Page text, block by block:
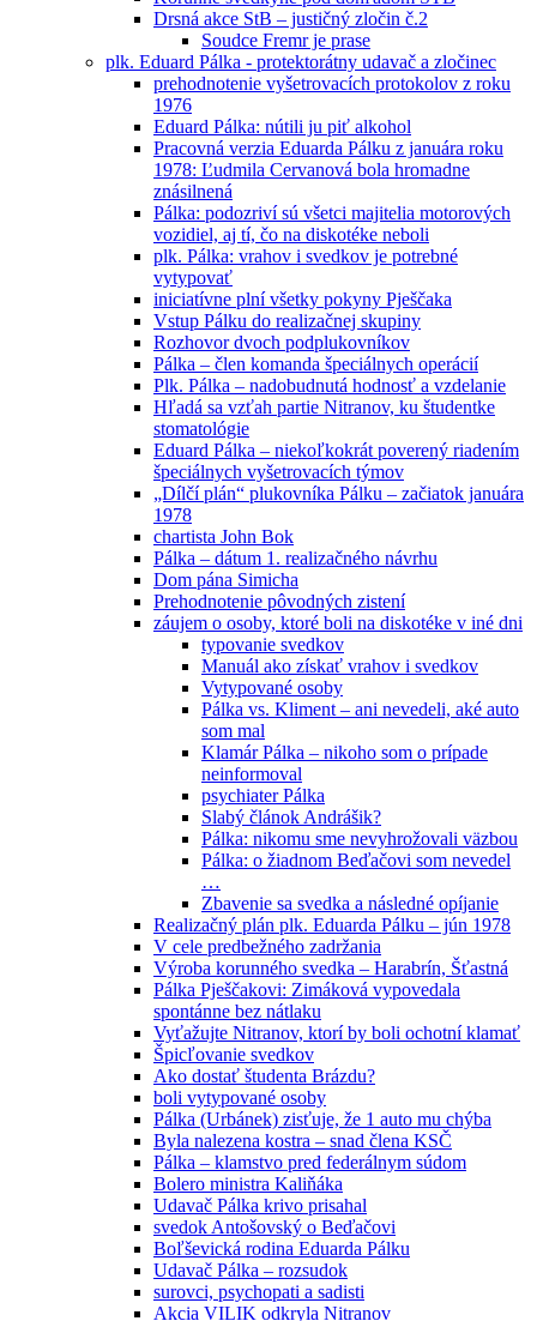
Drsná akce StB – justičný zločin č.2
Soudce Fremr je prase
plk. Eduard Pálka - protektorátny udavač a zločinec
prehodnotenie vyšetrovacích protokolov z roku
1976
Eduard Pálka: nútili ju piť alkohol
Pracovná verzia Eduarda Pálku z januára roku
1978: Ľudmila Cervanová bola hromadne
znásilnená
Pálka: podozriví sú všetci majitelia motorových
vozidiel, aj tí, čo na diskotéke neboli
plk. Pálka: vrahov i svedkov je potrebné
vytypovať
iniciatívne plní všetky pokyny Pješčaka
Vstup Pálku do realizačnej skupiny
Rozhovor dvoch podplukovníkov
Pálka – člen komanda špeciálnych operácií
Plk. Pálka – nadobudnutá hodnosť a vzdelanie
Hľadá sa vzťah partie Nitranov, ku študentke
stomatológie
Eduard Pálka – niekoľkokrát poverený riadením
špeciálnych vyšetrovacích týmov
„Dílčí plán“ plukovníka Pálku – začiatok januára
1978
chartista John Bok
Pálka – dátum 1. realizačného návrhu
Dom pána Simicha
Prehodnotenie pôvodných zistení
záujem o osoby, ktoré boli na diskotéke v iné dni
typovanie svedkov
Manuál ako získať vrahov i svedkov
Vytypované osoby
Pálka vs. Kliment – ani nevedeli, aké auto
som mal
Klamár Pálka – nikoho som o prípade
neinformoval
psychiater Pálka
Slabý článok Andrášik?
Pálka: nikomu sme nevyhrožovali väzbou
Pálka: o žiadnom Beďačovi som nevedel
…
Zbavenie sa svedka a následné opíjanie
Realizačný plán plk. Eduarda Pálku – jún 1978
V cele predbežného zadržania
Výroba korunného svedka – Harabrín, Šťastná
Pálka Pješčakovi: Zimáková vypovedala
spontánne bez nátlaku
Vyťažujte Nitranov, ktorí by boli ochotní klamať
Špicľovanie svedkov
Ako dostať študenta Brázdu?
boli vytypované osoby
Pálka (Urbánek) zisťuje, že 1 auto mu chýba
Byla nalezena kostra – snad člena KSČ
Pálka – klamstvo pred federálnym súdom
Bolero ministra Kaliňáka
Udavač Pálka krivo prisahal
svedok Antošovský o Beďačovi
Boľševická rodina Eduarda Pálku
Udavač Pálka – rozsudok
surovci, psychopati a sadisti
Akcia VILIK odkryla Nitranov